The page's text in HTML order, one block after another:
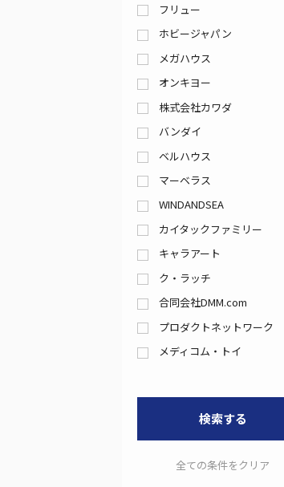
フリュー
ホビージャパン
メガハウス
オンキヨー
株式会社カワダ
バンダイ
ベルハウス
マーベラス
WINDANDSEA
カイタックファミリー
キャラアート
ク・ラッチ
合同会社DMM.com
プロダクトネットワーク
メディコム・トイ
検索する
全ての条件をクリア